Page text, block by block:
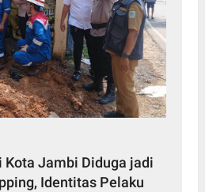
Kota Jambi Diduga jadi
Identitas Pelaku